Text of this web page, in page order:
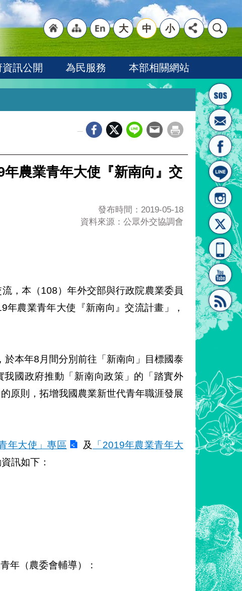
首頁
"網
站導
"英
文語
大 中 小
訊公開 為民服務 本部相關網站
農業青年大使『新南向』交
發布時間：2019-05-18
資料來源：公眾外交協調會
，本（108）年外交部與行政院農業委員
農業青年大使『新南向』交流計畫」，
本年8月間分別前往「新南向」目標國泰
國政府推動「新南向政策」的「踏實外
原則，拓增我國農業新世代青年職涯發展
年大使」專區 及
「2019年農業青年大
訊如下：
年（農委會輔導）：